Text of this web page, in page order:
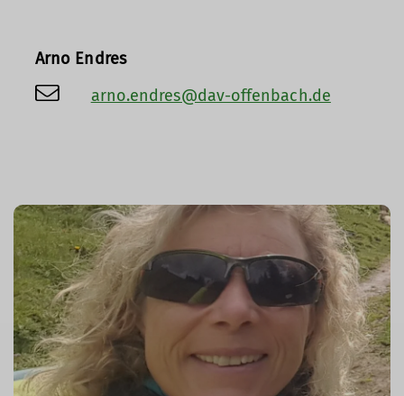
Arno Endres
arno.endres@dav-offenbach.de